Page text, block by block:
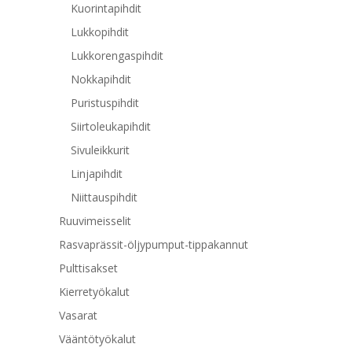
Kuorintapihdit
Lukkopihdit
Lukkorengaspihdit
Nokkapihdit
Puristuspihdit
Siirtoleukapihdit
Sivuleikkurit
Linjapihdit
Niittauspihdit
Ruuvimeisselit
Rasvaprässit-öljypumput-tippakannut
Pulttisakset
Kierretyökalut
Vasarat
Vääntötyökalut